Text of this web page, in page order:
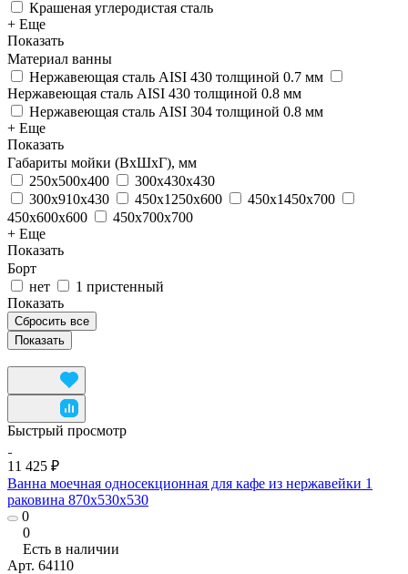
Крашеная углеродистая сталь
+ Еще
Показать
Материал ванны
Нержавеющая сталь AISI 430 толщиной 0.7 мм
Нержавеющая сталь AISI 430 толщиной 0.8 мм
Нержавеющая сталь AISI 304 толщиной 0.8 мм
+ Еще
Показать
Габариты мойки (ВxШxГ), мм
250x500x400
300x430x430
300x910x430
450x1250x600
450x1450x700
450x600x600
450x700x700
+ Еще
Показать
Борт
нет
1 пристенный
Показать
Сбросить все
Быстрый просмотр
11 425 ₽
Ванна моечная односекционная для кафе из нержавейки 1
раковина 870x530x530
0
0
Есть в наличии
Арт. 64110